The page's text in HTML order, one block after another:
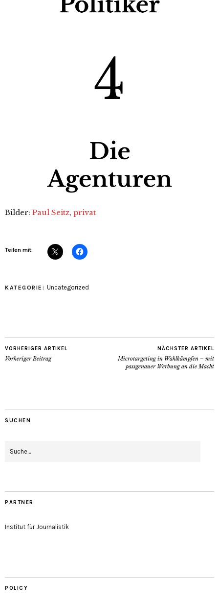
Bilder: Paul Seitz, privat
Teilen mit:
KATEGORIE: Uncategorized
VORHERIGER ARTIKEL
Vorheriger Beitrag
NÄCHSTER ARTIKEL
Microtargeting in Wahlkämpfen – mit
passgenauer Werbung an die Macht
SUCHEN
PARTNER
Institut für Journalistik
POLICY